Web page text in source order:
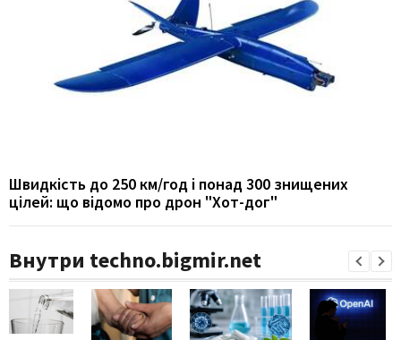
Швидкість до 250 км/год і понад 300 знищених
цілей: що відомо про дрон "Хот-дог"
Внутри techno.bigmir.net